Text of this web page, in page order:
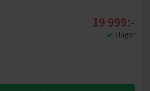
19 999:-
I lager